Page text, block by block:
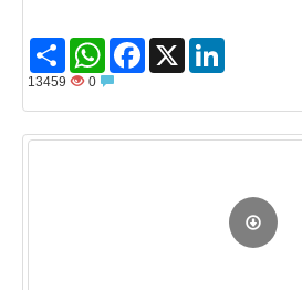
Share
WhatsAppFacebook X
LinkedIn
13459